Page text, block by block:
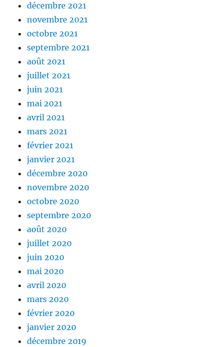
décembre 2021
novembre 2021
octobre 2021
septembre 2021
août 2021
juillet 2021
juin 2021
mai 2021
avril 2021
mars 2021
février 2021
janvier 2021
décembre 2020
novembre 2020
octobre 2020
septembre 2020
août 2020
juillet 2020
juin 2020
mai 2020
avril 2020
mars 2020
février 2020
janvier 2020
décembre 2019